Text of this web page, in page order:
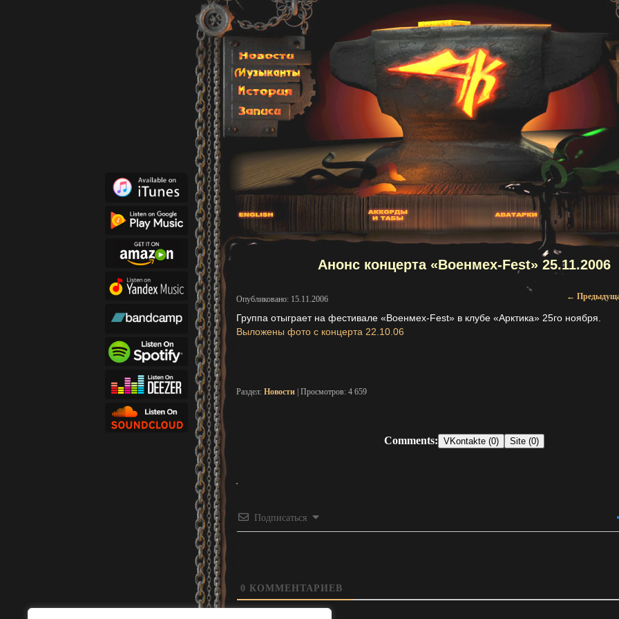
Анонс концерта «Военмех-Fest» 25.11.2006
←
Опубликовано: 15.11.2006
Группа отыграет на фестивале «Военмех-Fest» в клубе «Арктика» 25го ноября.
Выложены фото с концерта 22.10.06
Раздел: Новости | Просмотров: 4 659
Comments: VKontakte (0) Site (0)
Подписаться
0 КОММЕНТАРИЕВ